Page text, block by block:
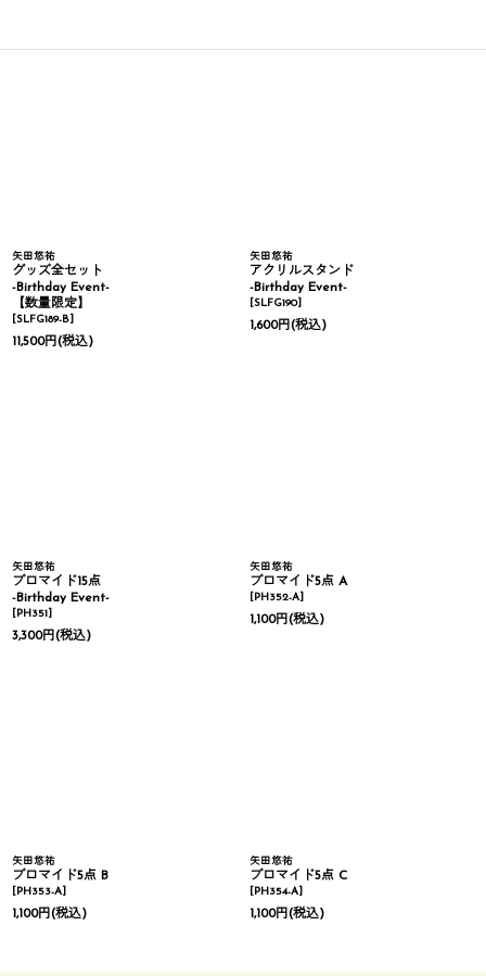
矢田悠祐
グッズ全セット
-Birthday Event-
【数量限定】
[SLFG189-B]
11,500円(税込)
矢田悠祐
アクリルスタンド
-Birthday Event-
[SLFG190]
1,600円(税込)
矢田悠祐
ブロマイド15点
-Birthday Event-
[PH351]
3,300円(税込)
矢田悠祐
ブロマイド5点 A
[PH352-A]
1,100円(税込)
矢田悠祐
ブロマイド5点 B
[PH353-A]
1,100円(税込)
矢田悠祐
ブロマイド5点 C
[PH354-A]
1,100円(税込)